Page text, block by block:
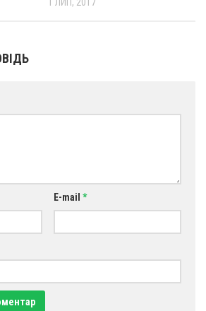
Пресвятої Богородиці Сестер Чину
душпастирства охорони здоров’я
E-mail *